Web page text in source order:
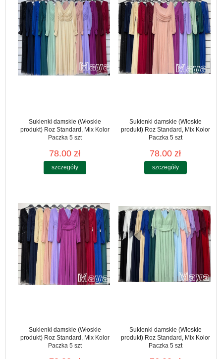
Sukienki damskie (Włoskie
produkt) Roz Standard, Mix Kolor
Paczka 5 szt
78.00 zł
szczegóły
Sukienki damskie (Włoskie
produkt) Roz Standard, Mix Kolor
Paczka 5 szt
78.00 zł
szczegóły
Sukienki damskie (Włoskie
produkt) Roz Standard, Mix Kolor
Paczka 5 szt
Sukienki damskie (Włoskie
produkt) Roz Standard, Mix Kolor
Paczka 5 szt